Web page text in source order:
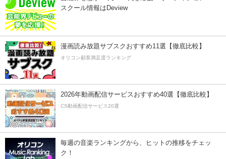
スクール情報はDeview
漫画読み放題サブスクおすすめ11選【徹底比較】
オリコン顧客満足度ランキング
2026年動画配信サービスおすすめ40選【徹底比較】
CS動画配信サービス20選
毎週の音楽ランキングから、ヒットの推移をチェッ
ク！